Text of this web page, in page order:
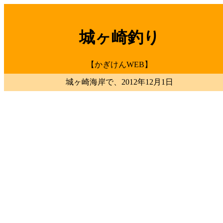
城ヶ崎釣り
【かぎけんWEB】
城ヶ崎海岸で、2012年12月1日